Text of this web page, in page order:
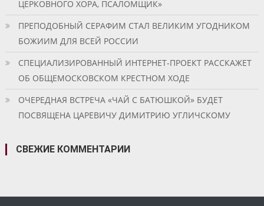
ЦЕРКОВНОГО ХОРА, ПСАЛОМЩИК»
ПРЕПОДОБНЫЙ СЕРАФИМ СТАЛ ВЕЛИКИМ УГОДНИКОМ
БОЖИИМ ДЛЯ ВСЕЙ РОССИИ
СПЕЦИАЛИЗИРОВАННЫЙ ИНТЕРНЕТ-ПРОЕКТ РАССКАЖЕТ
ОБ ОБЩЕМОСКОВСКОМ КРЕСТНОМ ХОДЕ
ОЧЕРЕДНАЯ ВСТРЕЧА «ЧАЙ С БАТЮШКОЙ» БУДЕТ
ПОСВЯЩЕНА ЦАРЕВИЧУ ДИМИТРИЮ УГЛИЧСКОМУ
СВЕЖИЕ КОММЕНТАРИИ